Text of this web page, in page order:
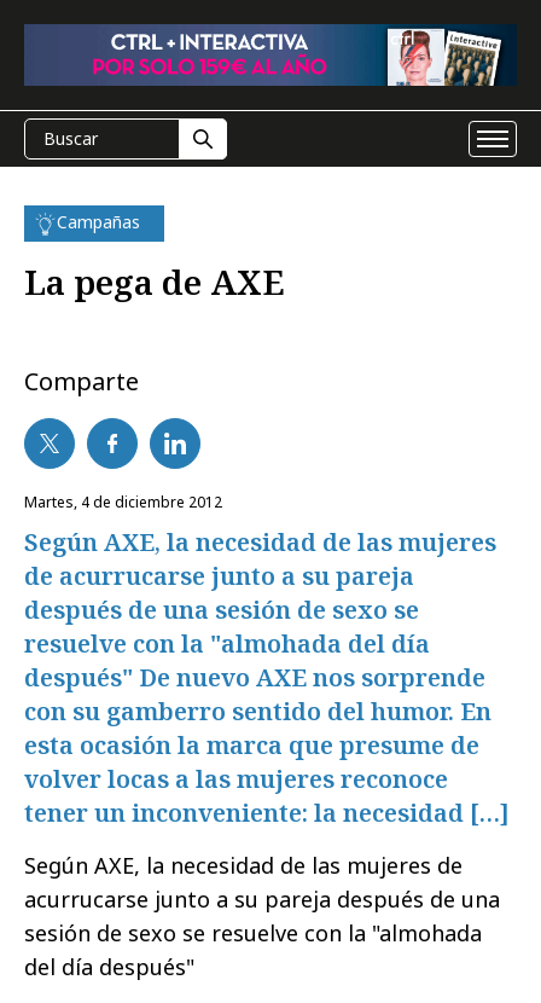
Campañas
La pega de AXE
Comparte
martes, 4 de diciembre 2012
Según AXE, la necesidad de las mujeres
de acurrucarse junto a su pareja
después de una sesión de sexo se
resuelve con la "almohada del día
después" De nuevo AXE nos sorprende
con su gamberro sentido del humor. En
esta ocasión la marca que presume de
volver locas a las mujeres reconoce
tener un inconveniente: la necesidad […]
Según AXE, la necesidad de las mujeres de
acurrucarse junto a su pareja después de una
sesión de sexo se resuelve con la "almohada
del día después"